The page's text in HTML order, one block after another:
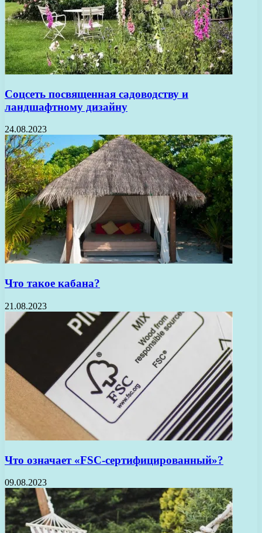
Соцсеть посвященная садоводству и
ландшафтному дизайну
24.08.2023
Что такое кабана?
21.08.2023
Что означает «FSC-сертифицированный»?
09.08.2023